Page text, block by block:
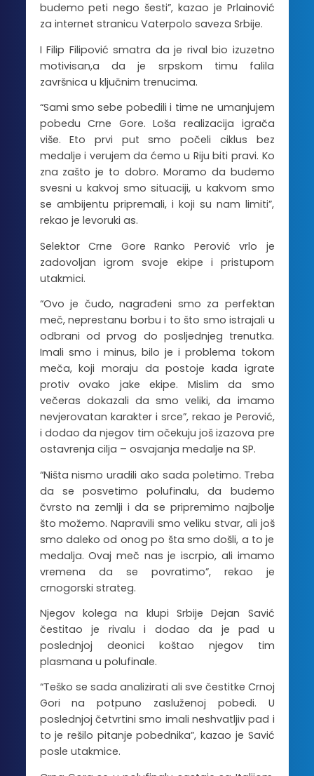
budemo peti nego šesti”, kazao je Prlainović
za internet stranicu Vaterpolo saveza Srbije.
I Filip Filipović smatra da je rival bio izuzetno
motivisan,a da je srpskom timu falila
završnica u ključnim trenucima.
“Sami smo sebe pobedili i time ne umanjujem
pobedu Crne Gore. Loša realizacija igrača
više. Eto prvi put smo počeli ciklus bez
medalje i verujem da ćemo u Riju biti pravi. Ko
zna zašto je to dobro. Moramo da budemo
svesni u kakvoj smo situaciji, u kakvom smo
se ambijentu pripremali, i koji su nam limiti”,
rekao je levoruki as.
Selektor Crne Gore Ranko Perović vrlo je
zadovoljan igrom svoje ekipe i pristupom
utakmici.
“Ovo je čudo, nagrađeni smo za perfektan
meč, neprestanu borbu i to što smo istrajali u
odbrani od prvog do posljednjeg trenutka.
Imali smo i minus, bilo je i problema tokom
meča, koji moraju da postoje kada igrate
protiv ovako jake ekipe. Mislim da smo
večeras dokazali da smo veliki, da imamo
nevjerovatan karakter i srce”, rekao je Perović,
i dodao da njegov tim očekuju još izazova pre
ostavrenja cilja – osvajanja medalje na SP.
“Ništa nismo uradili ako sada poletimo. Treba
da se posvetimo polufinalu, da budemo
čvrsto na zemlji i da se pripremimo najbolje
što možemo. Napravili smo veliku stvar, ali još
smo daleko od onog po šta smo došli, a to je
medalja. Ovaj meč nas je iscrpio, ali imamo
vremena da se povratimo”, rekao je
crnogorski strateg.
Njegov kolega na klupi Srbije Dejan Savić
čestitao je rivalu i dodao da je pad u
poslednjoj deonici koštao njegov tim
plasmana u polufinale.
“Teško se sada analizirati ali sve čestitke Crnoj
Gori na potpuno zasluženoj pobedi. U
poslednjoj četvrtini smo imali neshvatljiv pad i
to je rešilo pitanje pobednika”, kazao je Savić
posle utakmice.